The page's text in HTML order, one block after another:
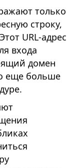
только
строку,
URL-адрес
входа
домен
еще больше